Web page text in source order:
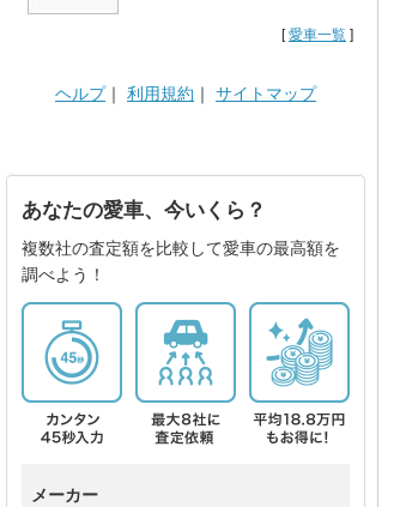
[愛車一覧 ]
ヘルプ｜ 利用規約 ｜ サイトマップ
あなたの愛車、今いくら？
複数社の査定額を比較して愛車の最高額を
調べよう！
メーカー